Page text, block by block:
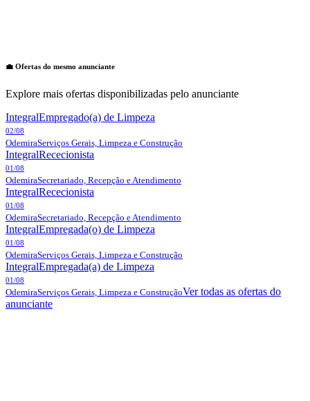
💼 Ofertas do mesmo anunciante
Explore mais ofertas disponibilizadas pelo anunciante
IntegralEmpregado(a) de Limpeza
02/08
OdemiraServiços Gerais, Limpeza e Construção
IntegralRececionista
01/08
OdemiraSecretariado, Recepção e Atendimento
IntegralRececionista
01/08
OdemiraSecretariado, Recepção e Atendimento
IntegralEmpregada(o) de Limpeza
01/08
OdemiraServiços Gerais, Limpeza e Construção
IntegralEmpregada(a) de Limpeza
01/08
OdemiraServiços Gerais, Limpeza e ConstruçãoVer todas as ofertas do
anunciante